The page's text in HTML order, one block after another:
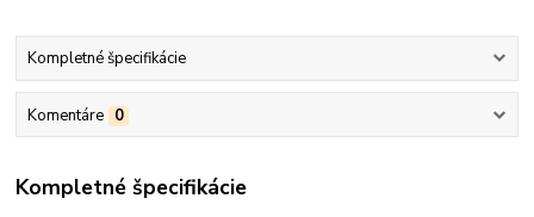
Kompletné špecifikácie
Komentáre 0
Kompletné špecifikácie